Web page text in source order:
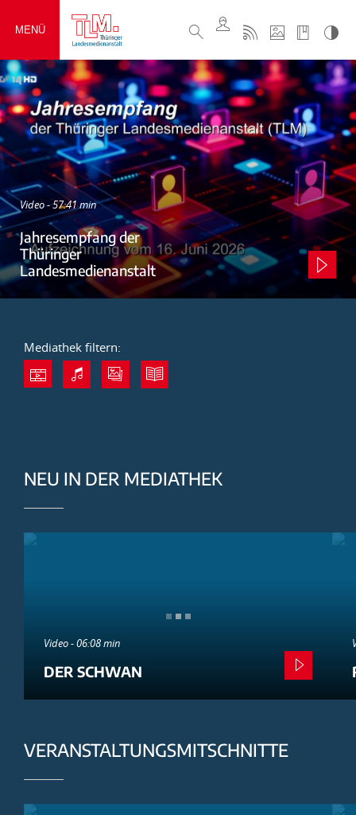
MENÜ
Video - 57:41 min
Jahresempfang der
Thüringer
Landesmedienanstalt
Mediathek filtern:
NEU IN DER MEDIATHEK
Video - 06:08 min
DER SCHWAN
VERANSTALTUNGSMITSCHNITTE